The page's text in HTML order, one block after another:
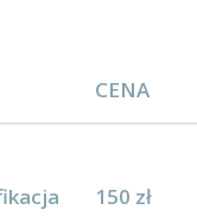
CENA
150 zł